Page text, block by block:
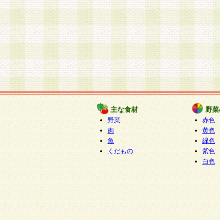
主な食材
野菜
肉
魚
くだもの
野
赤色
黄色
緑色
紫色
白色